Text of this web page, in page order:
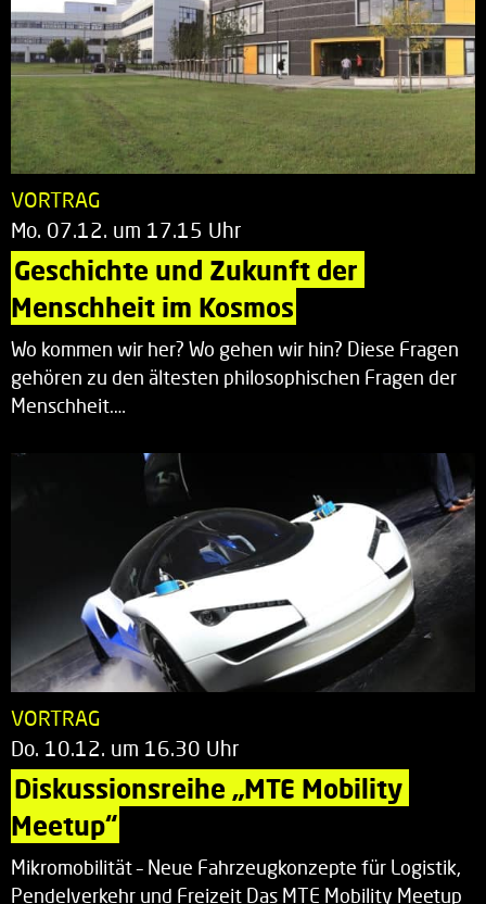
VORTRAG
Mo. 07.12. um 17.15 Uhr
Geschichte und Zukunft der
Menschheit im Kosmos
Wo kommen wir her? Wo gehen wir hin? Diese Fragen
gehören zu den ältesten philosophischen Fragen der
Menschheit.…
VORTRAG
Do. 10.12. um 16.30 Uhr
Diskussionsreihe „MTE Mobility
Meetup“
Mikromobilität – Neue Fahrzeugkonzepte für Logistik,
Pendelverkehr und Freizeit Das MTE Mobility Meetup